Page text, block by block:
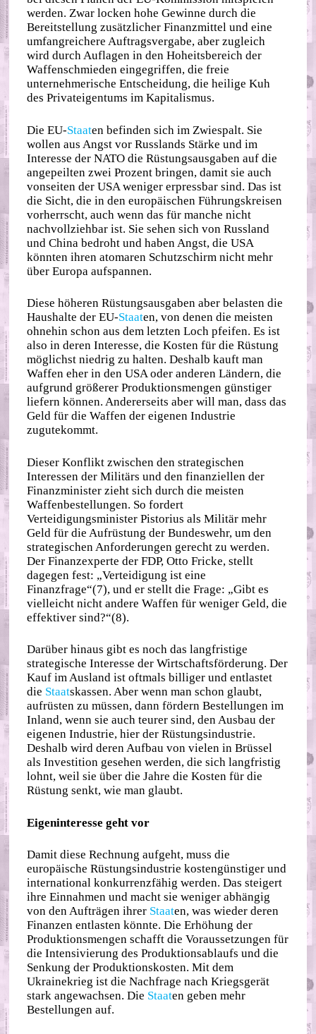
werden. Zwar locken hohe Gewinne durch die
Bereitstellung zusätzlicher Finanzmittel und eine
umfangreichere Auftragsvergabe, aber zugleich
wird durch Auflagen in den Hoheitsbereich der
Waffenschmieden eingegriffen, die freie
unternehmerische Entscheidung, die heilige Kuh
des Privateigentums im Kapitalismus.
Die EU-Staaten befinden sich im Zwiespalt. Sie
wollen aus Angst vor Russlands Stärke und im
Interesse der NATO die Rüstungsausgaben auf die
angepeilten zwei Prozent bringen, damit sie auch
vonseiten der USA weniger erpressbar sind. Das ist
die Sicht, die in den europäischen Führungskreisen
vorherrscht, auch wenn das für manche nicht
nachvollziehbar ist. Sie sehen sich von Russland
und China bedroht und haben Angst, die USA
könnten ihren atomaren Schutzschirm nicht mehr
über Europa aufspannen.
Diese höheren Rüstungsausgaben aber belasten die
Haushalte der EU-Staaten, von denen die meisten
ohnehin schon aus dem letzten Loch pfeifen. Es ist
also in deren Interesse, die Kosten für die Rüstung
möglichst niedrig zu halten. Deshalb kauft man
Waffen eher in den USA oder anderen Ländern, die
aufgrund größerer Produktionsmengen günstiger
liefern können. Andererseits aber will man, dass das
Geld für die Waffen der eigenen Industrie
zugutekommt.
Dieser Konflikt zwischen den strategischen
Interessen der Militärs und den finanziellen der
Finanzminister zieht sich durch die meisten
Waffenbestellungen. So fordert
Verteidigungsminister Pistorius als Militär mehr
Geld für die Aufrüstung der Bundeswehr, um den
strategischen Anforderungen gerecht zu werden.
Der Finanzexperte der FDP, Otto Fricke, stellt
dagegen fest: „Verteidigung ist eine
Finanzfrage“(7), und er stellt die Frage: „Gibt es
vielleicht nicht andere Waffen für weniger Geld, die
effektiver sind?“(8).
Darüber hinaus gibt es noch das langfristige
strategische Interesse der Wirtschaftsförderung. Der
Kauf im Ausland ist oftmals billiger und entlastet
die Staatskassen. Aber wenn man schon glaubt,
aufrüsten zu müssen, dann fördern Bestellungen im
Inland, wenn sie auch teurer sind, den Ausbau der
eigenen Industrie, hier der Rüstungsindustrie.
Deshalb wird deren Aufbau von vielen in Brüssel
als Investition gesehen werden, die sich langfristig
lohnt, weil sie über die Jahre die Kosten für die
Rüstung senkt, wie man glaubt.
Eigeninteresse geht vor
Damit diese Rechnung aufgeht, muss die
europäische Rüstungsindustrie kostengünstiger und
international konkurrenzfähig werden. Das steigert
ihre Einnahmen und macht sie weniger abhängig
von den Aufträgen ihrer Staaten, was wieder deren
Finanzen entlasten könnte. Die Erhöhung der
Produktionsmengen schafft die Voraussetzungen für
die Intensivierung des Produktionsablaufs und die
Senkung der Produktionskosten. Mit dem
Ukrainekrieg ist die Nachfrage nach Kriegsgerät
stark angewachsen. Die Staaten geben mehr
Bestellungen auf.